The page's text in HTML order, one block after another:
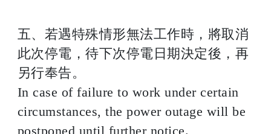
五、若遇特殊情形無法工作時，將取消
此次停電，待下次停電日期決定後，再
另行奉告。
In case of failure to work under certain
circumstances, the power outage will be
postponed until further notice.